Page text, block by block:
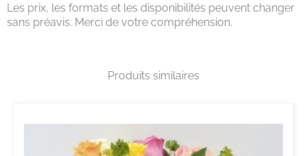
Les prix, les formats et les disponibilités peuvent changer
sans préavis. Merci de votre compréhension.
Produits similaires